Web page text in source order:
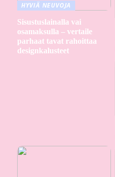
HYVIÄ NEUVOJA
Sisustuslainalla vai
osamaksulla – vertaile
parhaat tavat rahoittaa
designkalusteet